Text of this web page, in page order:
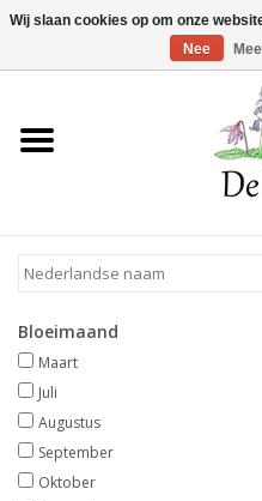
Home
Voorjaarsbloeiers
Zomerbloeiers
Herfstbloeiers
Schaduwplanten
Bloeimaand
Maart
Juli
Augustus
September
Oktober
Wij slaan cookies op om onze
Nee